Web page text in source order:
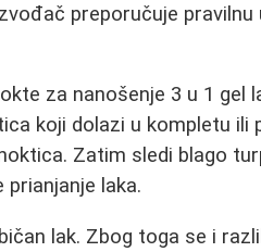
preporučuje pravilnu
za nanošenje 3 u 1 gel
koji dolazi u kompletu ili
Zatim sledi blago
laka.
lak. Zbog toga se i